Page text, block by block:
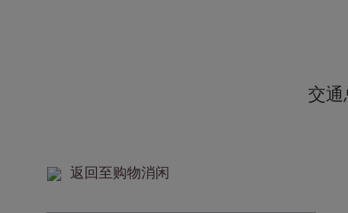
交通
返回至购物消闲